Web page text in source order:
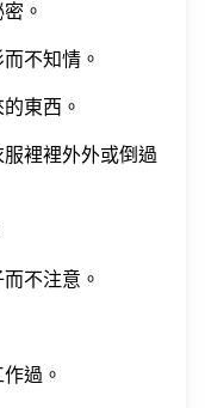
。
不知情。
東西。
裡裡外外或倒過
不注意。
過。